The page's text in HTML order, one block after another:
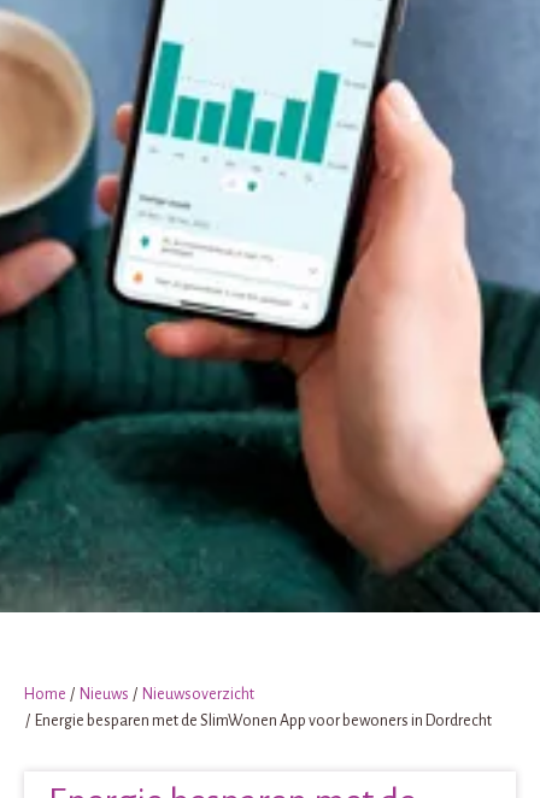
Home Nieuws
Nieuwsoverzicht
Energie besparen met de SlimWonen App voor bewoners in Dordrecht